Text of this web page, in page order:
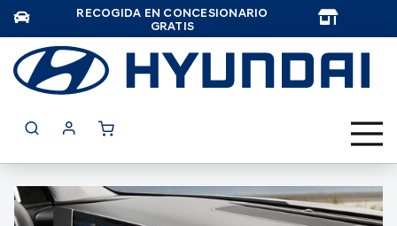
RECOGIDA EN CONCESIONARIO
GRATIS
Saltar
al